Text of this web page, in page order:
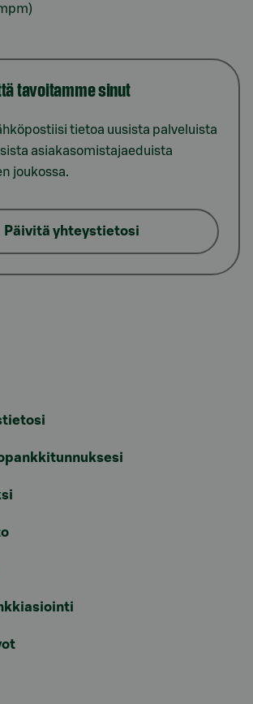
tavoitamme sinut
tietoa uusista palveluista
asiakasomistajaeduista
joukossa.
Päivitä yhteystietosi